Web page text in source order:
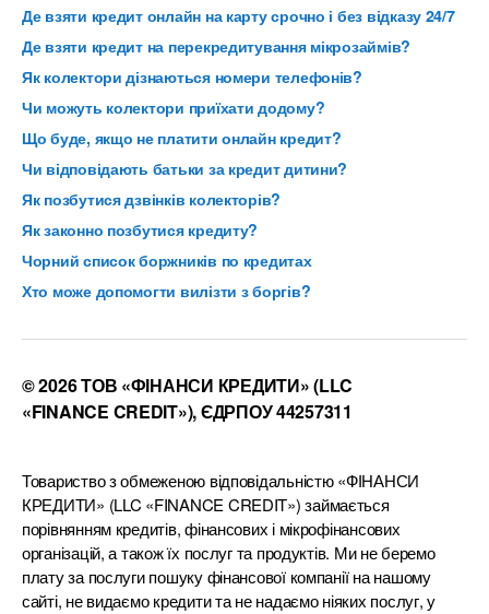
Де взяти кредит онлайн на карту срочно і без відказу 24/7
Де взяти кредит на перекредитування мікрозаймів?
Як колектори дізнаються номери телефонів?
Чи можуть колектори приїхати додому?
Що буде, якщо не платити онлайн кредит?
Чи відповідають батьки за кредит дитини?
Як позбутися дзвінків колекторів?
Як законно позбутися кредиту?
Чорний список боржників по кредитах
Хто може допомогти вилізти з боргів?
© 2026 ТОВ «ФІНАНСИ КРЕДИТИ» (LLC
«FINANCE CREDIT»), ЄДРПОУ 44257311
Товариство з обмеженою відповідальністю «ФІНАНСИ
КРЕДИТИ» (LLC «FINANCE CREDIT») займається
порівнянням кредитів, фінансових і мікрофінансових
організацій, а також їх послуг та продуктів. Ми не беремо
плату за послуги пошуку фінансової компанії на нашому
сайті, не видаємо кредити та не надаємо ніяких послуг, у